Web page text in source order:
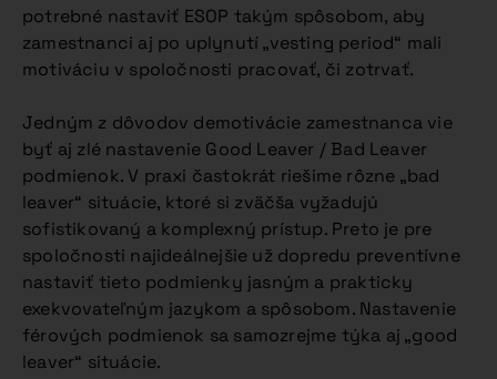
potrebné nastaviť ESOP takým spôsobom, aby
zamestnanci aj po uplynutí „vesting period“ mali
motiváciu v spoločnosti pracovať, či zotrvať.
Jedným z dôvodov demotivácie zamestnanca vie
byť aj zlé nastavenie Good Leaver / Bad Leaver
podmienok. V praxi častokrát riešime rôzne „bad
leaver“ situácie, ktoré si zväčša vyžadujú
sofistikovaný a komplexný prístup. Preto je pre
spoločnosti najideálnejšie už dopredu preventívne
nastaviť tieto podmienky jasným a prakticky
exekvovateľným jazykom a spôsobom. Nastavenie
férových podmienok sa samozrejme týka aj „good
leaver“ situácie.